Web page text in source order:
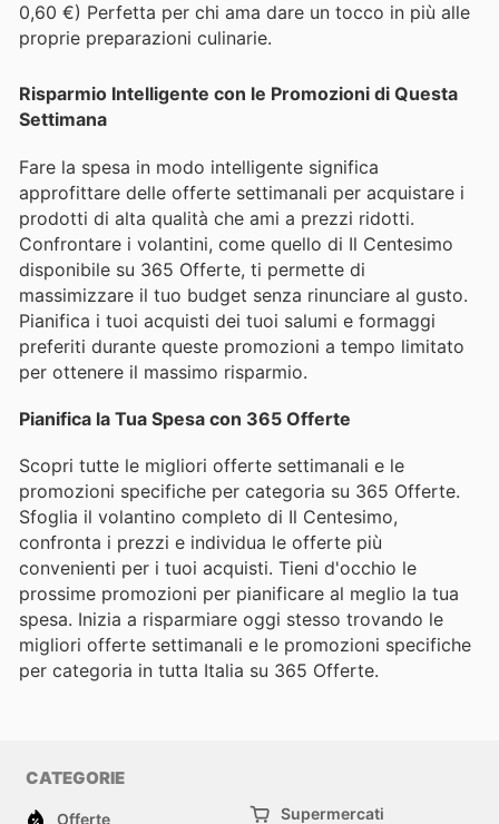
0,60 €) Perfetta per chi ama dare un tocco in più alle
proprie preparazioni culinarie.
Risparmio Intelligente con le Promozioni di Questa
Settimana
Fare la spesa in modo intelligente significa
approfittare delle offerte settimanali per acquistare i
prodotti di alta qualità che ami a prezzi ridotti.
Confrontare i volantini, come quello di Il Centesimo
disponibile su 365 Offerte, ti permette di
massimizzare il tuo budget senza rinunciare al gusto.
Pianifica i tuoi acquisti dei tuoi salumi e formaggi
preferiti durante queste promozioni a tempo limitato
per ottenere il massimo risparmio.
Pianifica la Tua Spesa con 365 Offerte
Scopri tutte le migliori offerte settimanali e le
promozioni specifiche per categoria su 365 Offerte.
Sfoglia il volantino completo di Il Centesimo,
confronta i prezzi e individua le offerte più
convenienti per i tuoi acquisti. Tieni d'occhio le
prossime promozioni per pianificare al meglio la tua
spesa. Inizia a risparmiare oggi stesso trovando le
migliori offerte settimanali e le promozioni specifiche
per categoria in tutta Italia su 365 Offerte.
CATEGORIE
Offerte Supermercati